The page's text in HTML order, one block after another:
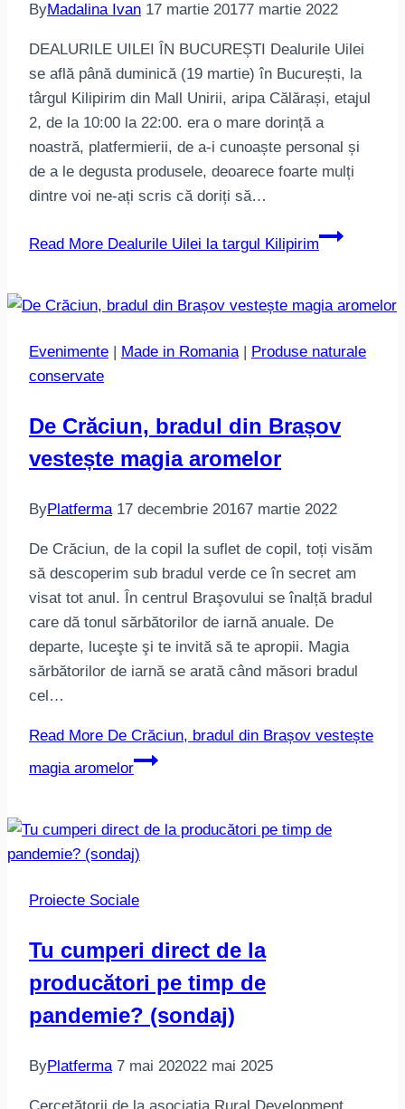
ByMadalina Ivan 17 martie 20177 martie 2022
DEALURILE UILEI ÎN BUCUREȘTI Dealurile Uilei
se află până duminică (19 martie) în București, la
târgul Kilipirim din Mall Unirii, aripa Călărași, etajul
2, de la 10:00 la 22:00. era o mare dorință a
noastră, platfermierii, de a-i cunoaște personal și
de a le degusta produsele, deoarece foarte mulți
dintre voi ne-ați scris că doriți să…
Read More Dealurile Uilei la targul Kilipirim
Evenimente Made in Romania|
Produse naturale
conservate
De Crăciun, bradul din Brașov
vestește magia aromelor
ByPlatferma 17 decembrie 20167 martie 2022
De Crăciun, de la copil la suflet de copil, toți visăm
să descoperim sub bradul verde ce în secret am
visat tot anul. În centrul Braşovului se înalță bradul
care dă tonul sărbătorilor de iarnă anuale. De
departe, luceşte şi te invită să te apropii. Magia
sărbătorilor de iarnă se arată când măsori bradul
cel…
Read More De Crăciun, bradul din Brașov vestește
magia aromelor
Proiecte Sociale
Tu cumperi direct de la
producători pe timp de
pandemie? (sondaj)
ByPlatferma 7 mai 202022 mai 2025